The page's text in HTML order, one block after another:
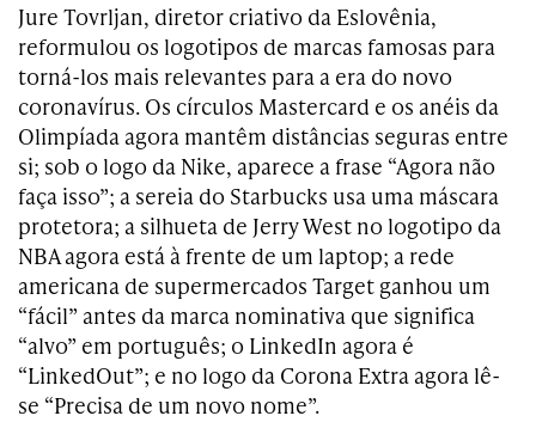
Jure Tovrljan, diretor criativo da Eslovênia,
reformulou os logotipos de marcas famosas para
torná-los mais relevantes para a era do novo
coronavírus. Os círculos Mastercard e os anéis da
Olimpíada agora mantêm distâncias seguras entre
si; sob o logo da Nike, aparece a frase “Agora não
faça isso”; a sereia do Starbucks usa uma máscara
protetora; a silhueta de Jerry West no logotipo da
NBA agora está à frente de um laptop; a rede
americana de supermercados Target ganhou um
“fácil” antes da marca nominativa que significa
“alvo” em português; o LinkedIn agora é
“LinkedOut”; e no logo da Corona Extra agora lê-
se “Precisa de um novo nome”.